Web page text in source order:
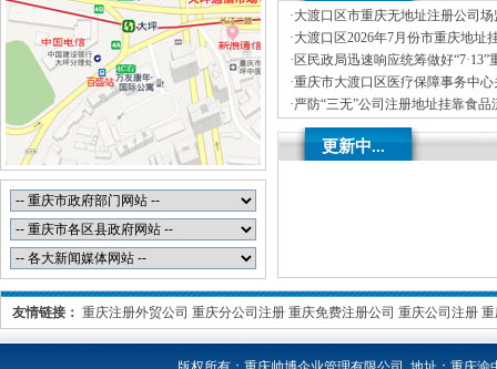
·大渡口区市重庆无地址注册公司
烘焙店食品安全专项检查
·大渡口区2026年7月份市重庆地址
分析
· 区民政局迅速响应统筹做好“7·13”
受灾群众救助工作
·重庆市大渡口区医疗保障事务中心
处理解除医保定点协议医药机构名
·严防“三无”公司注册地址挂靠食
区市场监管局开展零食店食品安全
不听不信不贪恋筑牢全民反诈“心
线——大渡口区开展大型主题反诈
更新中...
友情链接： 重庆注册外贸公司 重庆分公司注册 重庆免费注册公司 重庆公司注册